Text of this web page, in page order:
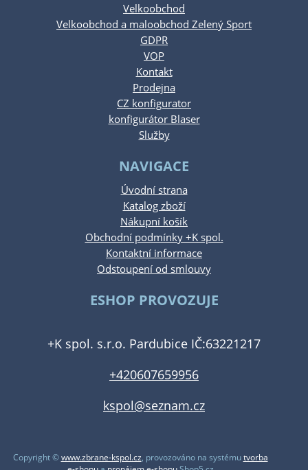
Velkoobchod
Velkoobchod a maloobchod Zelený Sport
GDPR
VOP
Kontakt
Prodejna
CZ konfigurator
konfigurátor Blaser
Služby
NAVIGACE
Úvodní strana
Katalog zboží
Nákupní košík
Obchodní podmínky +K spol.
Kontaktní informace
Odstoupení od smlouvy
ESHOP PROVOZUJE
+K spol. s.r.o. Pardubice IČ:63221217
+420607659956
kspol@seznam.cz
Copyright ©www.zbrane-kspol.cz, provozováno na systémutvorba